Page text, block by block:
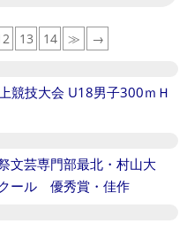
13 14 ≫ →
競技大会 U18男子300ｍＨ
文芸専門部最北・村山大
ール 優秀賞・佳作